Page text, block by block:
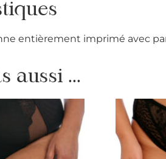
entièrement imprimé avec
aussi ...